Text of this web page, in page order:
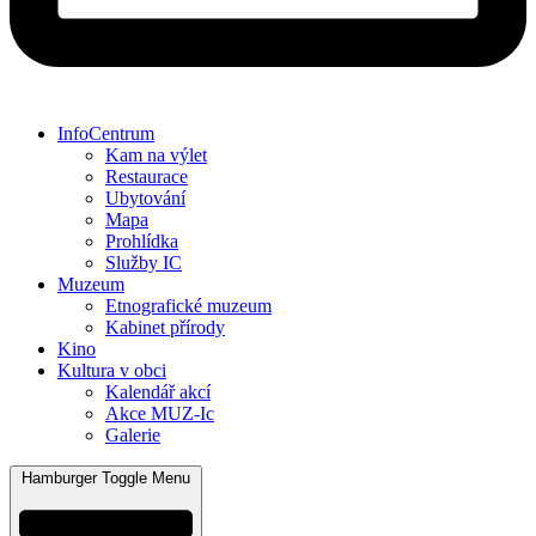
InfoCentrum
Kam na výlet
Restaurace
Ubytování
Mapa
Prohlídka
Služby IC
Muzeum
Etnografické muzeum
Kabinet přírody
Kino
Kultura v obci
Kalendář akcí
Akce MUZ-Ic​
Galerie
Hamburger Toggle Menu